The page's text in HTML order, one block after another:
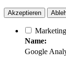
Akzeptieren
Marketing
Name:
Google